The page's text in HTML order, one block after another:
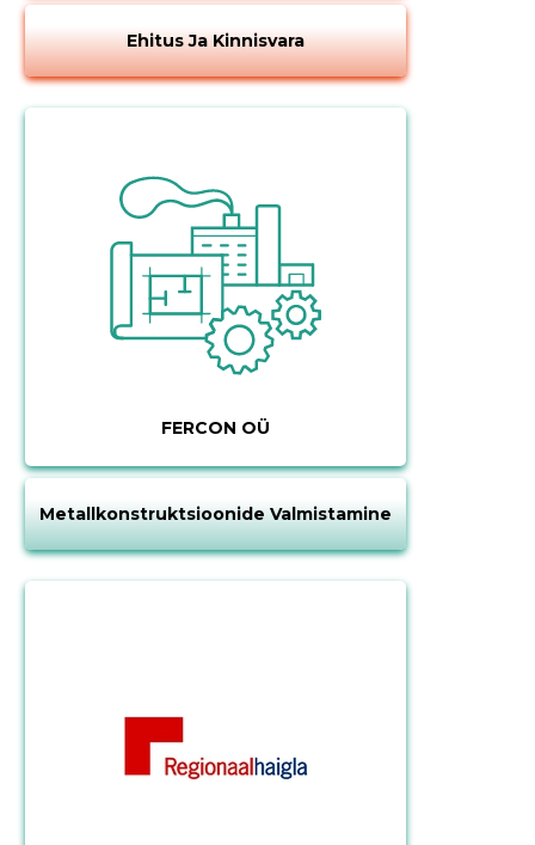
Ehitus Ja Kinnisvara
FERCON OÜ
Metallkonstruktsioonide Valmistamine
Muuda pildi